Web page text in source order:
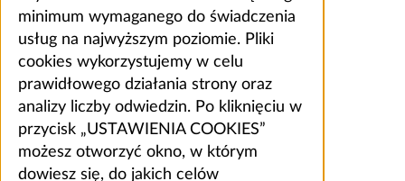
minimum wymaganego do świadczenia
usług na najwyższym poziomie. Pliki
cookies wykorzystujemy w celu
prawidłowego działania strony oraz
analizy liczby odwiedzin. Po kliknięciu w
przycisk „USTAWIENIA COOKIES”
możesz otworzyć okno, w którym
dowiesz się, do jakich celów